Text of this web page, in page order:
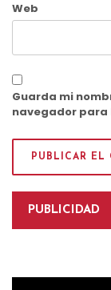
Web
Guarda mi
navegador para
PUBLICIDAD